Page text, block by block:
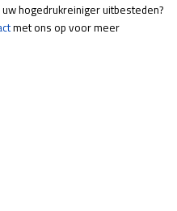
hogedrukreiniger uitbesteden?
met ons op voor meer